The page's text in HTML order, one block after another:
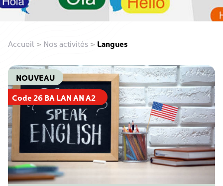
Accueil > Nos activités > Langues
Code 26 BA LAN AN A2
NOUVEAU